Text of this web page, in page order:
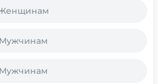
Мужчинам
Мужчинам